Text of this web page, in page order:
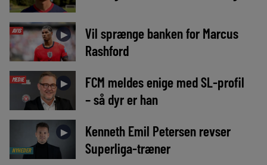
AVIS ►
Vil sprænge banken for Marcus
Rashford
MEDIE ►
FCM meldes enige med SL-profil
– så dyr er han
NYHEDER
►
Kenneth Emil Petersen revser
Superliga-træner